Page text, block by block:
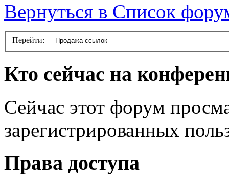
Вернуться в Список
Перейти:
Кто сейчас на
Сейчас этот форум
зарегистрированных
Права доступа